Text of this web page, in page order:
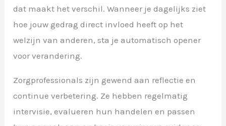
dat maakt het verschil. Wanneer je dagelijks ziet
hoe jouw gedrag direct invloed heeft op het
welzijn van anderen, sta je automatisch opener
voor verandering.
Zorgprofessionals zijn gewend aan reflectie en
continue verbetering. Ze hebben regelmatig
intervisie, evalueren hun handelen en passen